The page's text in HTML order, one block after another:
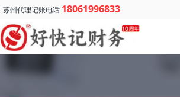
苏州代理记账电话 18061996833